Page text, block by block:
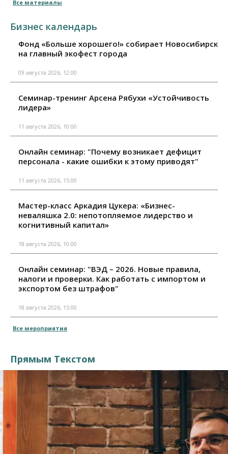
Все материалы
Бизнес календарь
Фонд «Больше хорошего!» собирает Новосибирск
на главный экофест города
09 августа 2026, 12:00
Семинар-тренинг Арсена Рябухи «Устойчивость
лидера»
11 августа 2026, 10:00
Онлайн семинар: "Почему возникает дефицит
персонала - какие ошибки к этому приводят"
11 августа 2026, 15:00
Мастер-класс Аркадия Цукера: «Бизнес-
неваляшка 2.0: непотопляемое лидерство и
когнитивный капитал»
18 августа 2026, 10:00
Онлайн семинар: "ВЭД – 2026. Новые правила,
налоги и проверки. Как работать с импортом и
экспортом без штрафов"
18 августа 2026, 15:00
Все мероприятия
Прямым Текстом